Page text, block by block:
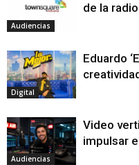
Audiencias
de la
Digital
Eduardo
Audiencias
Video
impulsar